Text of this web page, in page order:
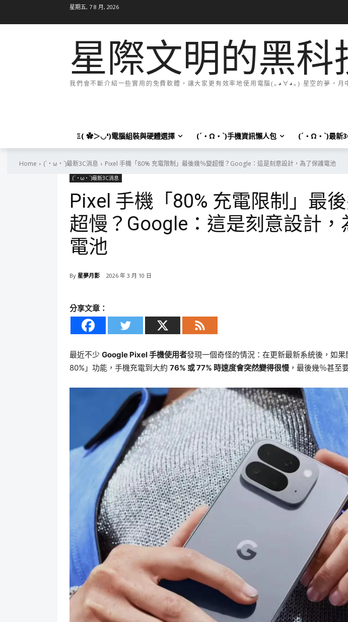
星期五, 7 8 月, 2026
星際文明的黑科
我們會不斷介紹一些實用的免費軟體，讓大家更有效率地使用電腦(｡◕∀◕｡) 星空的夢，月
Ξ( ✿＞◡❛)電腦組裝與硬體選擇 (´・Ω・`)手機資訊懶人包 (´・Ω・`)最新
Home (´・ω・`)最新3C消息 Pixel 手機「80% 充電限制」最後幾％變超慢？Google：這是刻意設計，為了保護電池
(´・ω・`)最新3C消息
Pixel 手機「80% 充電限制」最
超慢？Google：這是刻意設計，
電池
By 星夢月影 2026 年 3 月 10 日
分享文章：
最近不少 Google Pixel 手機使用者發現一個奇怪的情況：在更新最新系統後，如
80%」功能，手機充電到大約 76% 或 77% 時速度會突然變得很慢 ，最後幾％甚至